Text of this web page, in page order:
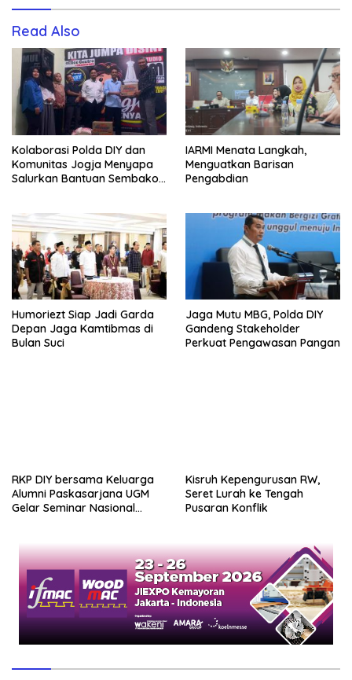
Read Also
Kolaborasi Polda DIY dan
Komunitas Jogja Menyapa
Salurkan Bantuan Sembako,
IARMI Menata Langkah,
Menguatkan Barisan
Pengabdian
Humoriezt Siap Jadi Garda
Depan Jaga Kamtibmas di
Bulan Suci
Jaga Mutu MBG, Polda DIY
Gandeng Stakeholder
Perkuat Pengawasan Pangan
Kisruh Kepengurusan RW,
Seret Lurah ke Tengah
Pusaran Konflik